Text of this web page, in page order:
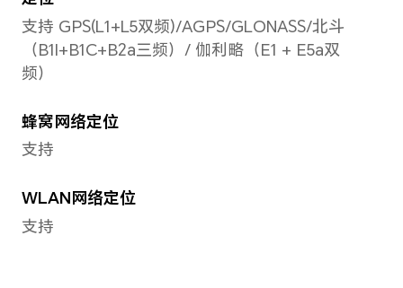
荣耀100W超级快充充电器；
荣耀超级快充车载充电器（
备注：车载充电器需要单独购买
无线充电
手机支持50W超级快充